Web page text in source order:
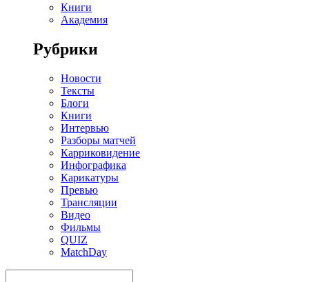
Книги
Академия
Рубрики
Новости
Тексты
Блоги
Книги
Интервью
Разборы матчей
Карриковидение
Инфографика
Карикатуры
Превью
Трансляции
Видео
Фильмы
QUIZ
MatchDay